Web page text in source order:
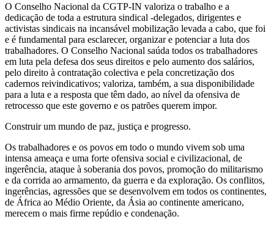
O Conselho Nacional da CGTP-IN valoriza o trabalho e a
dedicação de toda a estrutura sindical -delegados, dirigentes e
activistas sindicais na incansável mobilização levada a cabo, que foi
e é fundamental para esclarecer, organizar e potenciar a luta dos
trabalhadores. O Conselho Nacional saúda todos os trabalhadores
em luta pela defesa dos seus direitos e pelo aumento dos salários,
pelo direito à contratação colectiva e pela concretização dos
cadernos reivindicativos; valoriza, também, a sua disponibilidade
para a luta e a resposta que têm dado, ao nível da ofensiva de
retrocesso que este governo e os patrões querem impor.
Construir um mundo de paz, justiça e progresso.
Os trabalhadores e os povos em todo o mundo vivem sob uma
intensa ameaça e uma forte ofensiva social e civilizacional, de
ingerência, ataque à soberania dos povos, promoção do militarismo
e da corrida ao armamento, da guerra e da exploração. Os conflitos,
ingerências, agressões que se desenvolvem em todos os continentes,
de África ao Médio Oriente, da Ásia ao continente americano,
merecem o mais firme repúdio e condenação.